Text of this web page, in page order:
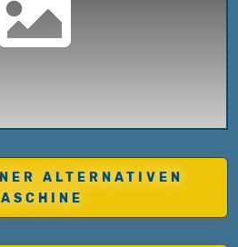
ALTERNATIVEN